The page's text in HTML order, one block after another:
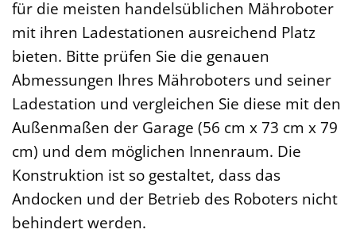
für die meisten handelsüblichen Mähroboter
mit ihren Ladestationen ausreichend Platz
bieten. Bitte prüfen Sie die genauen
Abmessungen Ihres Mähroboters und seiner
Ladestation und vergleichen Sie diese mit den
Außenmaßen der Garage (56 cm x 73 cm x 79
cm) und dem möglichen Innenraum. Die
Konstruktion ist so gestaltet, dass das
Andocken und der Betrieb des Roboters nicht
behindert werden.